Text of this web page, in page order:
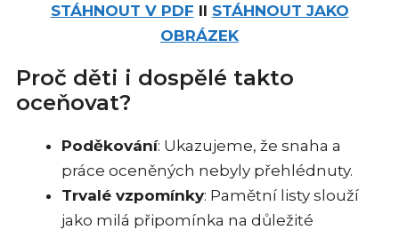
STÁHNOUT V PDF II STÁHNOUT JAKO
OBRÁZEK
Proč děti i dospělé takto
oceňovat?
Poděkování: Ukazujeme, že snaha a
práce oceněných nebyly přehlédnuty.
Trvalé vzpomínky: Pamětní listy slouží
jako milá připomínka na důležité